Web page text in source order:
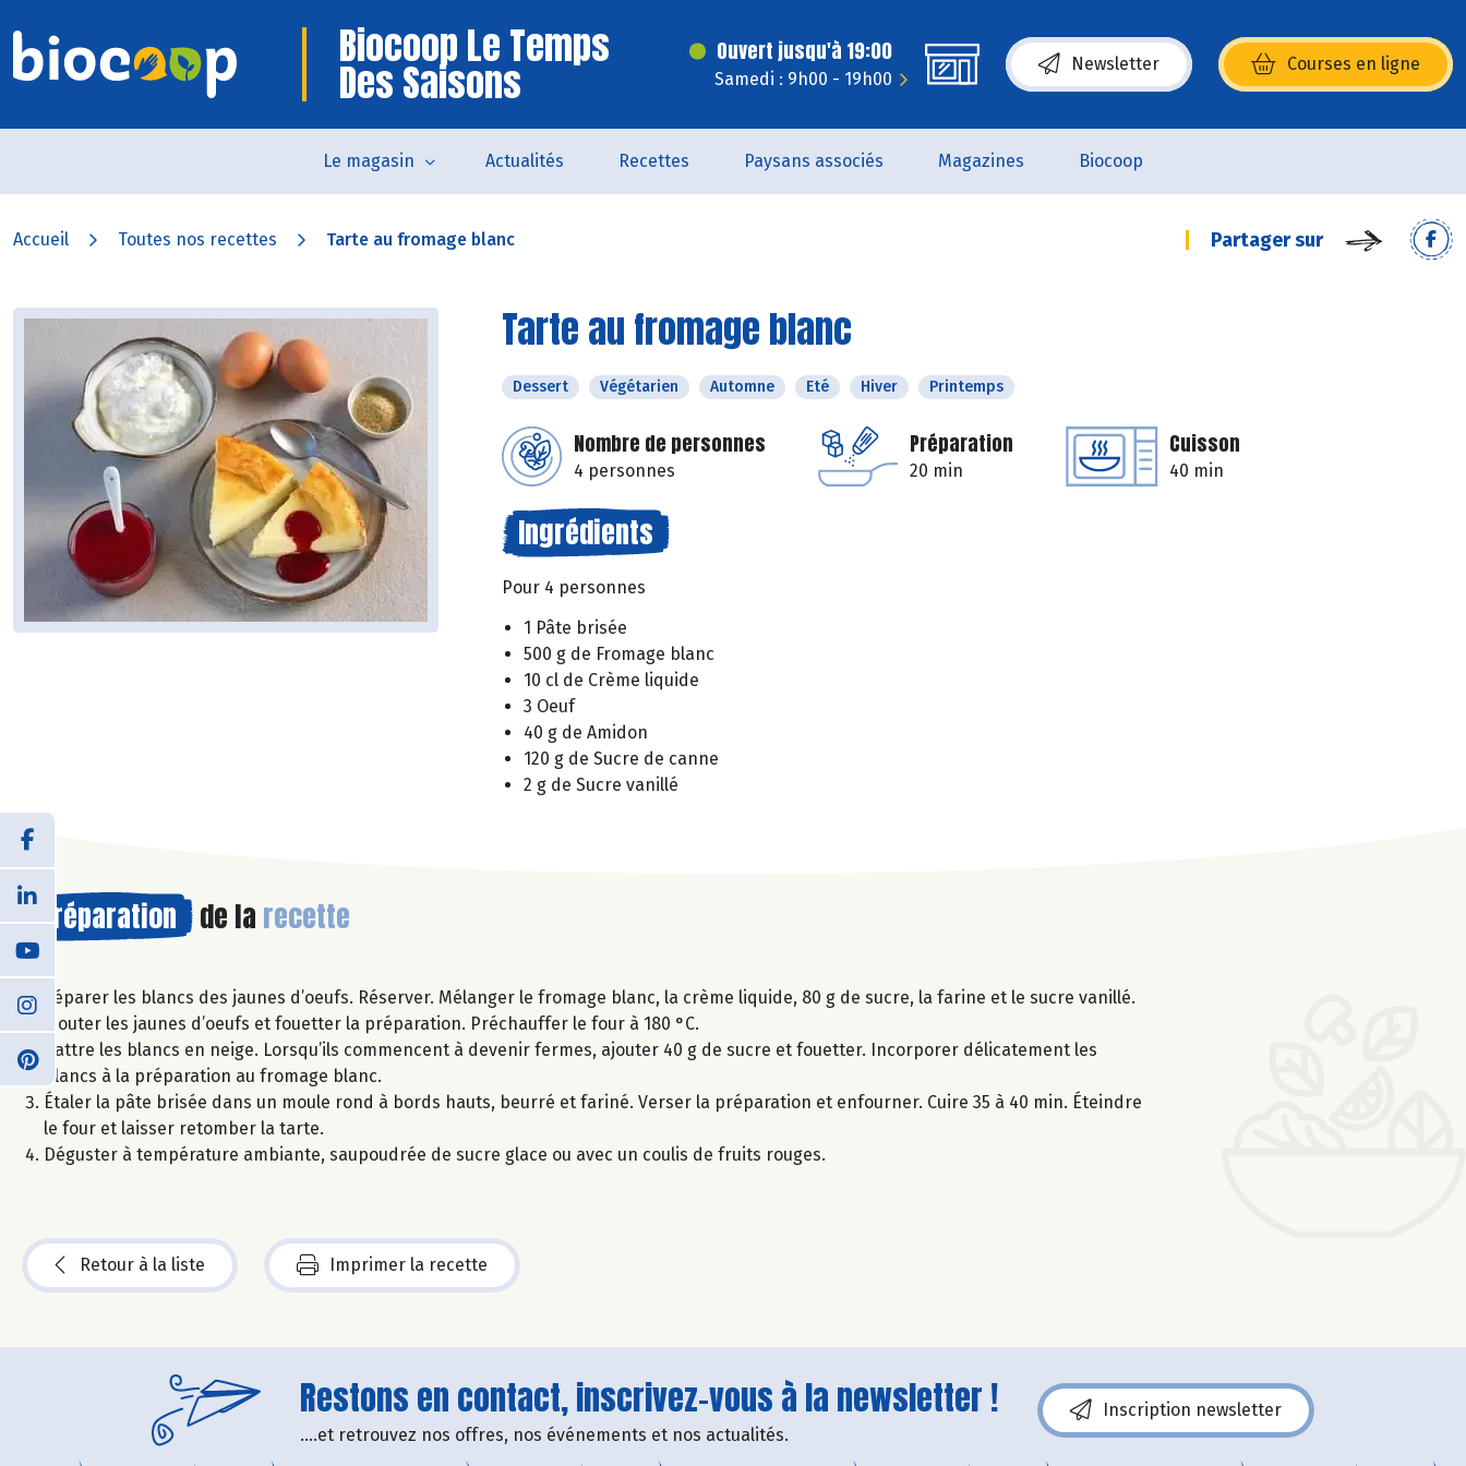
Biocoop Le Temps
Des Saisons
Ouvert jusqu'à 19:00
Samedi : 9h00 - 19h00
Newsletter Courses en ligne
(s’ouvre dans une nouvelle fenêtre)
Le magasin Actualités Recettes Paysans associés Magazines Biocoop
Accueil Toutes nos recettes Tarte au fromage blanc Partager sur
Tarte au fromage blanc
Dessert Végétarien Automne Eté Hiver Printemps
Nombre de personnes
4 personnes
Préparation
20 min
Cuisson
40 min
Ingrédients
Pour 4 personnes
1 Pâte brisée
500 g de Fromage blanc
10 cl de Crème liquide
3 Oeuf
40 g de Amidon
120 g de Sucre de canne
2 g de Sucre vanillé
Préparation de la recette
Séparer les blancs des jaunes d’oeufs. Réserver. Mélanger le fromage blanc, la crème liquide, 80 g de sucre, la farine et le sucre vanillé.
Ajouter les jaunes d’oeufs et fouetter la préparation. Préchauffer le four à 180 °C.
Battre les blancs en neige. Lorsqu’ils commencent à devenir fermes, ajouter 40 g de sucre et fouetter. Incorporer délicatement les
blancs à la préparation au fromage blanc.
Étaler la pâte brisée dans un moule rond à bords hauts, beurré et fariné. Verser la préparation et enfourner. Cuire 35 à 40 min. Éteindre
le four et laisser retomber la tarte.
Déguster à température ambiante, saupoudrée de sucre glace ou avec un coulis de fruits rouges.
Retour à la liste Imprimer la recette
Restons en contact, inscrivez-vous à la newsletter !
....et retrouvez nos offres, nos événements et nos actualités.
Inscription newsletter